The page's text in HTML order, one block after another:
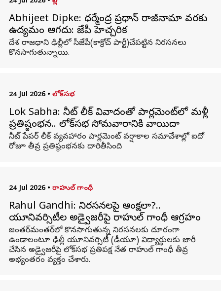
Abhijeet Dipke: ధర్మేంద్ర ప్రధాన్ రాజీనామా వరకు
ఉద్యమం ఆగదు: సీజేపీ హెచ్చరిక
దేశ రాజధాని ఢిల్లీలో సీజేపీ(కాక్రోచ్ పార్టీ)చేపట్టిన నిరసనలు
కొనసాగుతున్నాయి.
24 Jul 2026 • లోక్‌సభ
Lok Sabha: నీట్‌ లీక్‌ వివాదంతో పార్లమెంట్‌లో మళ్లీ
ప్రతిష్ఠంభన.. లోక్‌సభ సోమవారానికి వాయిదా
నీట్‌ పేపర్‌ లీక్‌ వ్యవహారం పార్లమెంట్‌ వర్షాకాల సమావేశాల్లో ఐదో
రోజూ తీవ్ర ప్రతిష్ఠంభనకు దారితీసింది.
24 Jul 2026 • రాహుల్ గాంధీ
Rahul Gandhi: నిరసనలపై ఆంక్షలా?..
యూనివర్సిటీల అడ్వైజరీపై రాహుల్‌ గాంధీ ఆగ్రహం
జంతర్‌మంతర్‌లో కొనసాగుతున్న నిరసనలకు దూరంగా
ఉండాలంటూ ఢిల్లీ యూనివర్సిటీ (డీయూ) విద్యార్థులకు జారీ
చేసిన అడ్వైజరీపై లోక్‌సభ ప్రతిపక్ష నేత రాహుల్‌ గాంధీ తీవ్ర
అభ్యంతరం వ్యక్తం చేశారు.